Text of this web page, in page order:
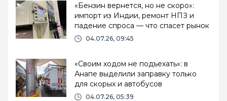
«Бензин вернется, но не скоро»:
импорт из Индии, ремонт НПЗ и
падение спроса — что спасет рынок
04.07.26, 09:45
«Своим ходом не подъехать»: в
Анапе выделили заправку только
для скорых и автобусов
04.07.26, 05:39